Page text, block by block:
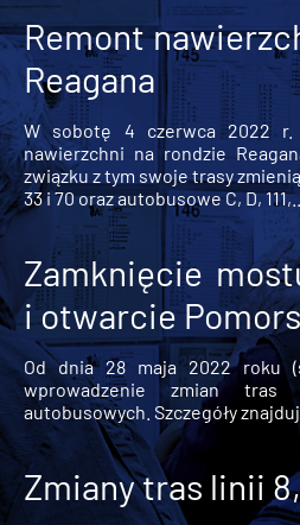
Remont
Reagana
W sobotę 4 czerwca 2022 r.
nawierzchni na rondzie
związku z tym swoje trasy
33 i 70 oraz autobusowe C, D, 111,...
Zamknięcie
i otwarcie
Od dnia 28 maja 2022 roku
wprowadzenie zmian
autobusowych. Szczegóły
Zmiany tras linii 8,